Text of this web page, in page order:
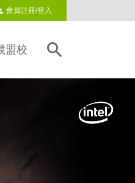
會員註冊/登入
盟校